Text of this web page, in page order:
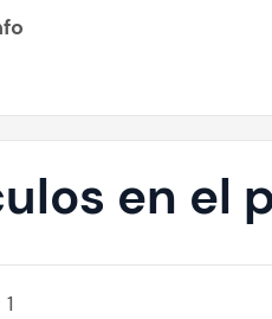
en el
1